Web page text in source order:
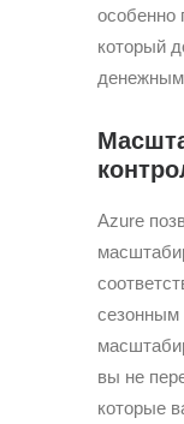
особенно
который
Azure
сезонным
вы не
которые